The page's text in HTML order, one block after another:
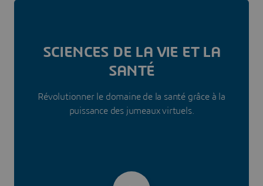
SCIENCES DE LA VIE ET LA
SANTÉ
Révolutionner le domaine de la santé grâce à la
puissance des jumeaux virtuels.